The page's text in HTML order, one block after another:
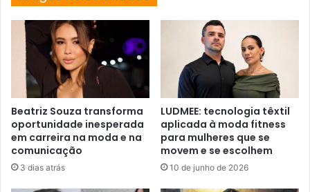
Beatriz Souza transforma
oportunidade inesperada
em carreira na moda e na
comunicação
3 dias atrás
LUDMEE: tecnologia têxtil
aplicada à moda fitness
para mulheres que se
movem e se escolhem
10 de junho de 2026